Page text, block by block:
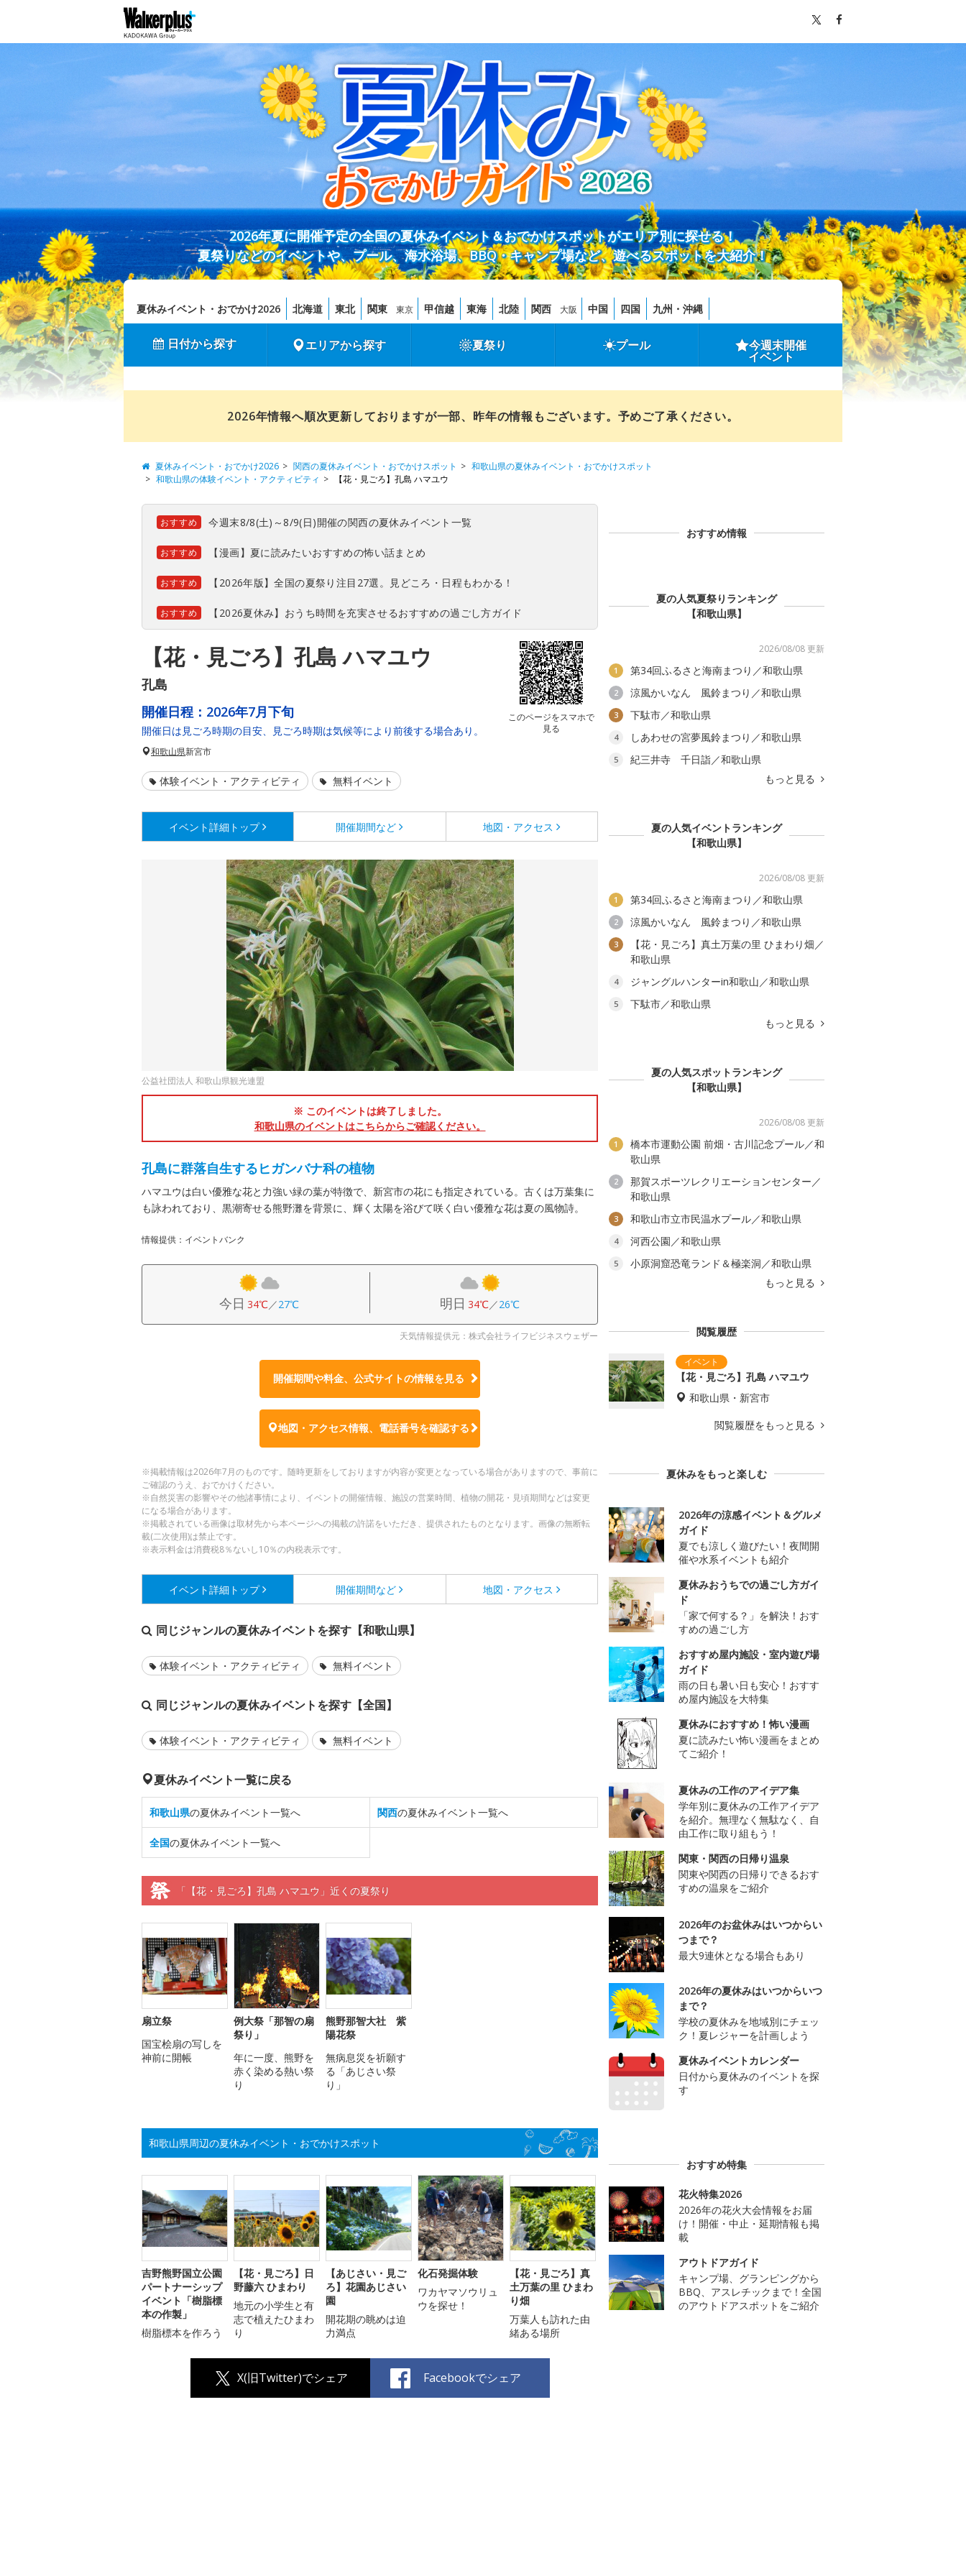
2026年夏に開催予定の全国の夏休みイベント＆おでかけスポットがエリア別に探せる！
夏祭りなどのイベントや、プール、海水浴場、BBQ・キャンプ場など、遊べるスポットを大紹介！
夏休みイベント・おでかけ2026 北海道 東北 関東 東京 甲信越 東海 北陸 関西 大阪 中国 四国 九州・沖縄
日付から探す エリアから探す 夏祭り プール 今週末開催
イベント
2026年情報へ順次更新しておりますが一部、昨年の情報もございます。予めご了承ください。
夏休みイベント・おでかけ2026 関西の夏休みイベント・おでかけスポット
和歌山県の夏休みイベント・おでかけスポット
和歌山県の体験イベント・アクティビティ
【花・見ごろ】孔島 ハマユウ
おすすめ 今週末8/8(土)～8/9(日)開催の関西の夏休みイベント一覧
おすすめ 【漫画】夏に読みたいおすすめの怖い話まとめ
おすすめ 【2026年版】全国の夏祭り注目27選。見どころ・日程もわかる！
おすすめ 【2026夏休み】おうち時間を充実させるおすすめの過ごし方ガイド
【花・見ごろ】孔島 ハマユウ
孔島
このページをスマホで
見る
開催日程： 2026年7月下旬
開催日は見ごろ時期の目安、見ごろ時期は気候等により前後する場合あり。
和歌山県新宮市
体験イベント・アクティビティ 無料イベント
イベント詳細 トップ 開催期間など 地図・アクセス
公益社団法人 和歌山県観光連盟
※ このイベントは終了しました。
和歌山県のイベントはこちらからご確認ください。
孔島に群落自生するヒガンバナ科の植物
ハマユウは白い優雅な花と力強い緑の葉が特徴で、新宮市の花にも指定されている。古くは万葉集に
も詠われており、黒潮寄せる熊野灘を背景に、輝く太陽を浴びて咲く白い優雅な花は夏の風物詩。
情報提供：イベントバンク
今日 34℃／27℃ 明日 34℃／26℃
天気情報提供元：株式会社ライフビジネスウェザー
開催期間や料金、公式サイトの情報を見る
地図・アクセス情報、電話番号を確認する
※掲載情報は2026年7月のものです。随時更新をしておりますが内容が変更となっている場合がありますので、事前に
ご確認のうえ、おでかけください。
※自然災害の影響やその他諸事情により、イベントの開催情報、施設の営業時間、植物の開花・見頃期間などは変更
になる場合があります。
※掲載されている画像は取材先から本ページへの掲載の許諾をいただき、提供されたものとなります。画像の無断転
載(二次使用)は禁止です。
※表示料金は消費税8％ないし10％の内税表示です。
イベント詳細 トップ 開催期間など 地図・アクセス
同じジャンルの夏休みイベントを探す【和歌山県】
体験イベント・アクティビティ 無料イベント
同じジャンルの夏休みイベントを探す【全国】
体験イベント・アクティビティ 無料イベント
夏休みイベント一覧に戻る
和歌山県の夏休みイベント一覧へ 関西の夏休みイベント一覧へ
全国の夏休みイベント一覧へ
「【花・見ごろ】孔島 ハマユウ」近くの夏祭り
扇立祭
国宝桧扇の写しを
神前に開帳
例大祭「那智の扇
祭り」
年に一度、熊野を
赤く染める熱い祭
り
熊野那智大社 紫
陽花祭
無病息災を祈願す
る「あじさい祭
り」
和歌山県周辺の夏休みイベント・おでかけスポット
吉野熊野国立公園
パートナーシップ
イベント「樹脂標
本の作製」
樹脂標本を作ろう
【花・見ごろ】日
野藤六 ひまわり
地元の小学生と有
志で植えたひまわ
り
【あじさい・見ご
ろ】花園あじさい
園
開花期の眺めは迫
力満点
化石発掘体験
ワカヤマソウリュ
ウを探せ！
【花・見ごろ】真
土万葉の里 ひまわ
り畑
万葉人も訪れた由
緒ある場所
X(旧Twitter)でシェア Facebookでシェア
おすすめ情報
夏の人気夏祭りランキング
【和歌山県】
2026/08/08 更新
1 第34回ふるさと海南まつり／和歌山県
2 涼風かいなん 風鈴まつり／和歌山県
3 下駄市／和歌山県
4 しあわせの宮夢風鈴まつり／和歌山県
5
紀三井寺 千日詣／和歌山県
もっと見る
夏の人気イベントランキング
【和歌山県】
2026/08/08 更新
1 第34回ふるさと海南まつり／和歌山県
2 涼風かいなん 風鈴まつり／和歌山県
3
【花・見ごろ】真土万葉の里 ひまわり畑／
和歌山県
4 ジャングルハンターin和歌山／和歌山県
5
下駄市／和歌山県
もっと見る
夏の人気スポットランキング
【和歌山県】
2026/08/08 更新
1
橋本市運動公園 前畑・古川記念プール／和
歌山県
2
那賀スポーツレクリエーションセンター／
和歌山県
3 和歌山市立市民温水プール／和歌山県
4 河西公園／和歌山県
5
小原洞窟恐竜ランド＆極楽洞／和歌山県
もっと見る
閲覧履歴
【花・見ごろ】孔島 ハマユウ
和歌山県・新宮市
閲覧履歴をもっと見る
夏休みをもっと楽しむ
2026年の涼感イベント＆グルメ
ガイド
夏でも涼しく遊びたい！夜間開
催や水系イベントも紹介
夏休みおうちでの過ごし方ガイ
ド
「家で何する？」を解決！おす
すめの過ごし方
おすすめ屋内施設・室内遊び場
ガイド
雨の日も暑い日も安心！おすす
め屋内施設を大特集
夏休みにおすすめ！怖い漫画
夏に読みたい怖い漫画をまとめ
てご紹介！
夏休みの工作のアイデア集
学年別に夏休みの工作アイデア
を紹介。無理なく無駄なく、自
由工作に取り組もう！
関東・関西の日帰り温泉
関東や関西の日帰りできるおす
すめの温泉をご紹介
2026年のお盆休みはいつからい
つまで？
最大9連休となる場合もあり
2026年の夏休みはいつからいつ
まで？
学校の夏休みを地域別にチェッ
ク！夏レジャーを計画しよう
夏休みイベントカレンダー
日付から夏休みのイベントを探
す
おすすめ特集
花火特集2026
2026年の花火大会情報をお届
け！開催・中止・延期情報も掲
載
アウトドアガイド
キャンプ場、グランピングから
BBQ、アスレチックまで！全国
のアウトドアスポットをご紹介